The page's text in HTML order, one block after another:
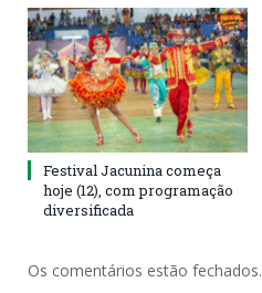
Festival Jacunina começa
hoje (12), com programação
diversificada
Os comentários estão fechados.